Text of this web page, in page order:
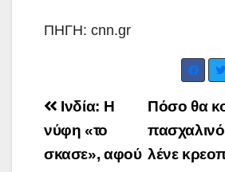
ΠΗΓΗ: cnn.gr
Post
navigation
Πόσο θα
πασχαλινό
λένε
Ινδία: Η
νύφη «το
σκασε», αφού